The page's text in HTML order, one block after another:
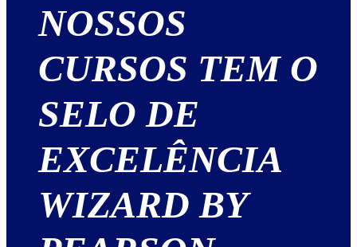
NOSSOS
CURSOS TEM O
SELO DE
EXCELÊNCIA
WIZARD BY